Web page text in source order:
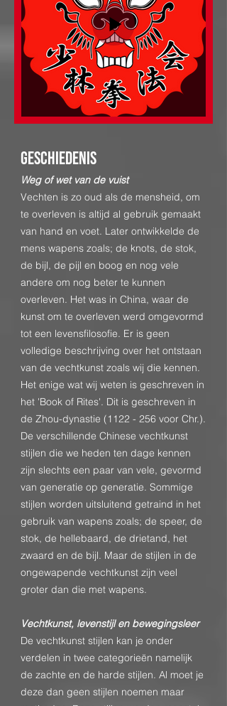
Geschiedenis
Weg of wet van de vuist
Vechten is zo oud als de mensheid, om
te overleven is altijd al gebruik gemaakt
van hand en voet. Later ontwikkelde de
mens wapens zoals; de knots, de stok,
de bijl, de pijl en boog en nog vele
andere om nog beter te kunnen
overleven. Het was in China, waar de
kunst om te overleven werd omgevormd
tot een levensfilosofie. Er is geen
volledige beschrijving over het ontstaan
van de vechtkunst zoals wij die kennen.
Het enige wat wij weten is geschreven in
het 'Book of Rites'. Dit is geschreven in
de Zhou-dynastie (1122 - 256 voor Chr.).
De verschillende Chinese vechtkunst
stijlen die we heden ten dage kennen
zijn slechts een paar van vele, gevormd
van generatie op generatie. Sommige
stijlen worden uitsluitend getraind in het
gebruik van wapens zoals; de speer, de
stok, de hellebaard, de drietand, het
zwaard en de bijl. Maar de stijlen in de
ongewapende vechtkunst zijn veel
groter dan die met wapens.
Vechtkunst, levenstijl en bewegingsleer
De vechtkunst stijlen kan je onder
verdelen in twee categorieën namelijk
de zachte en de harde stijlen. Al moet je
deze dan geen stijlen noemen maar